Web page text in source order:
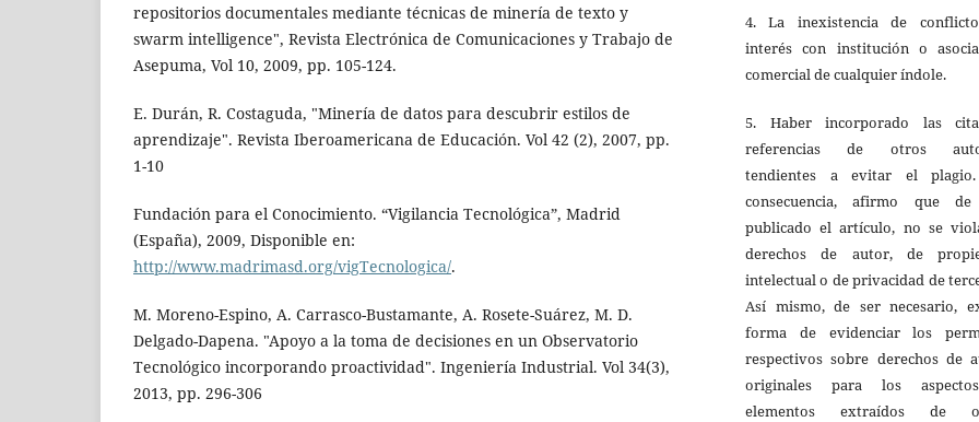
repositorios documentales mediante técnicas de minería de texto y
swarm intelligence", Revista Electrónica de Comunicaciones y Trabajo de
Asepuma, Vol 10, 2009, pp. 105-124.
E. Durán, R. Costaguda, "Minería de datos para descubrir estilos de
aprendizaje". Revista Iberoamericana de Educación. Vol 42 (2), 2007, pp.
1-10
Fundación para el Conocimiento. “Vigilancia Tecnológica”, Madrid
(España), 2009, Disponible en:
http://www.madrimasd.org/vigTecnologica/.
M. Moreno-Espino, A. Carrasco-Bustamante, A. Rosete-Suárez, M. D.
Delgado-Dapena. "Apoyo a la toma de decisiones en un Observatorio
Tecnológico incorporando proactividad". Ingeniería Industrial. Vol 34(3),
2013, pp. 296-306
4. La inexistencia de
interés con institución o
comercial de cualquier índole.
5. Haber incorporado las
referencias de otros
tendientes a evitar el
consecuencia, afirmo que
publicado el artículo, no se
derechos de autor, de
intelectual o de privacidad de
Así mismo, de ser necesario,
forma de evidenciar los
respectivos sobre derechos de
originales para los
elementos extraídos de